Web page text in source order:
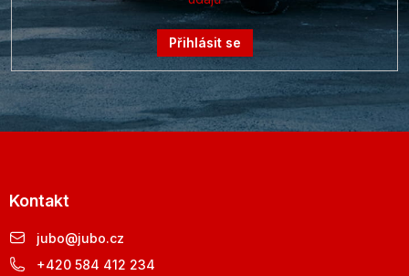
Přihlásit se
Kontakt
jubo@jubo.cz
+420 584 412 234